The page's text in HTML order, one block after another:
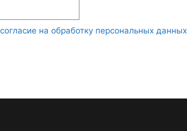
согласие на обработку персональных данных